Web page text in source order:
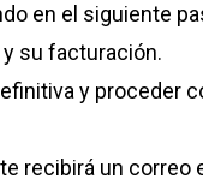
en el siguiente
su facturación.
y proceder
recibirá un